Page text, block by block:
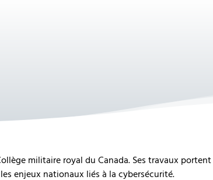
militaire royal du Canada. Ses travaux
enjeux nationaux liés à la cybersécurité.